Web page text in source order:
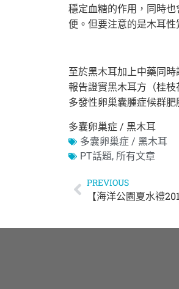
穩定血糖的作用， 同時
便。但要注意的是木耳性
至於黑木耳加上中藥同時
報告證實黑木耳方（桂枝
多發性卵巢囊腫症候群肥
多囊卵巢症 / 黑木耳
多囊卵巢症 / 黑木耳
PT話題, 所有文章
PREVIOUS
【海洋公園夏水禮